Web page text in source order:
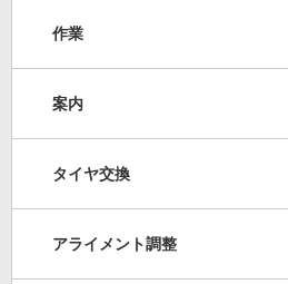
作業
案内
タイヤ交換
アライメント調整